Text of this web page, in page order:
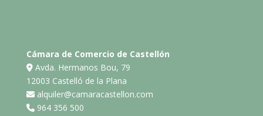
Cámara de Comercio de Castellón
Avda. Hermanos Bou, 79
12003 Castelló de la Plana
alquiler@camaracastellon.com
964 356 500